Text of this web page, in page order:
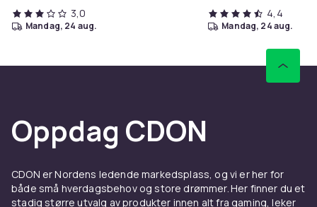
3,0
mandag, 24 aug.
4,4
mandag, 24 aug.
Oppdag CDON
CDON er Nordens ledende markedsplass, og vi er her for
både små hverdagsbehov og store drømmer. Her finner du et
stadig større utvalg av produkter innen alt fra gaming, leker